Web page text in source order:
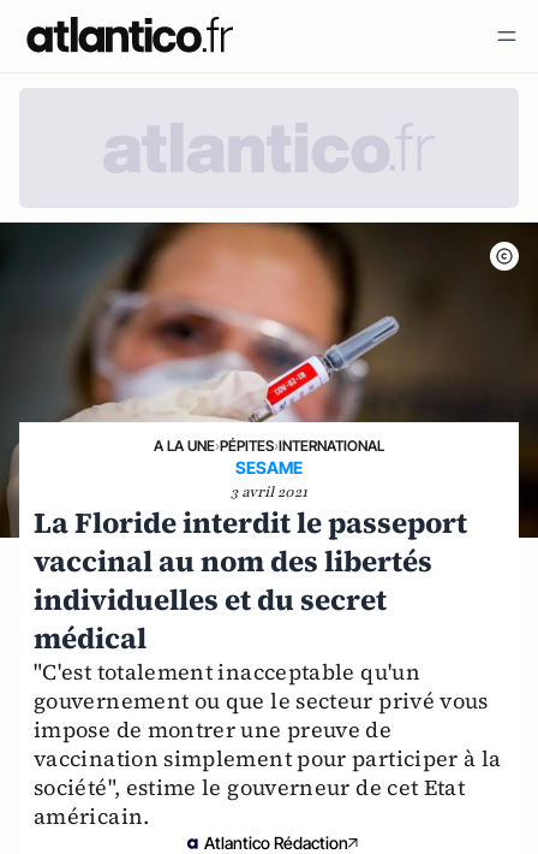
A LA UNE›PÉPITES›INTERNATIONAL
SESAME
3 avril 2021
La Floride interdit le passeport
vaccinal au nom des libertés
individuelles et du secret
médical
"C'est totalement inacceptable qu'un
gouvernement ou que le secteur privé vous
impose de montrer une preuve de
vaccination simplement pour participer à la
société", estime le gouverneur de cet Etat
américain.
Atlantico Rédaction